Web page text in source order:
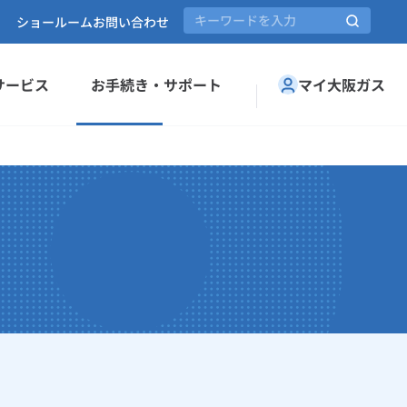
ービス お手続き・サポート マイ大阪ガス
ショールームお問い合わせ